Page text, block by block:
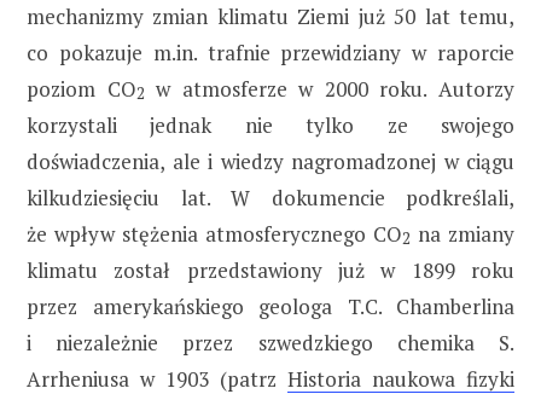
mechanizmy zmian klimatu Ziemi już 50 lat temu,
co pokazuje m.in. trafnie przewidziany w raporcie
poziom CO2 w atmosferze w 2000 roku. Autorzy
korzystali jednak nie tylko ze swojego
doświadczenia, ale i wiedzy nagromadzonej w ciągu
kilkudziesięciu lat. W dokumencie podkreślali,
że wpływ stężenia atmosferycznego CO2 na zmiany
klimatu został przedstawiony już w 1899 roku
przez amerykańskiego geologa T.C. Chamberlina
i niezależnie przez szwedzkiego chemika S.
Arrheniusa w 1903 (patrz Historia naukowa fizyki